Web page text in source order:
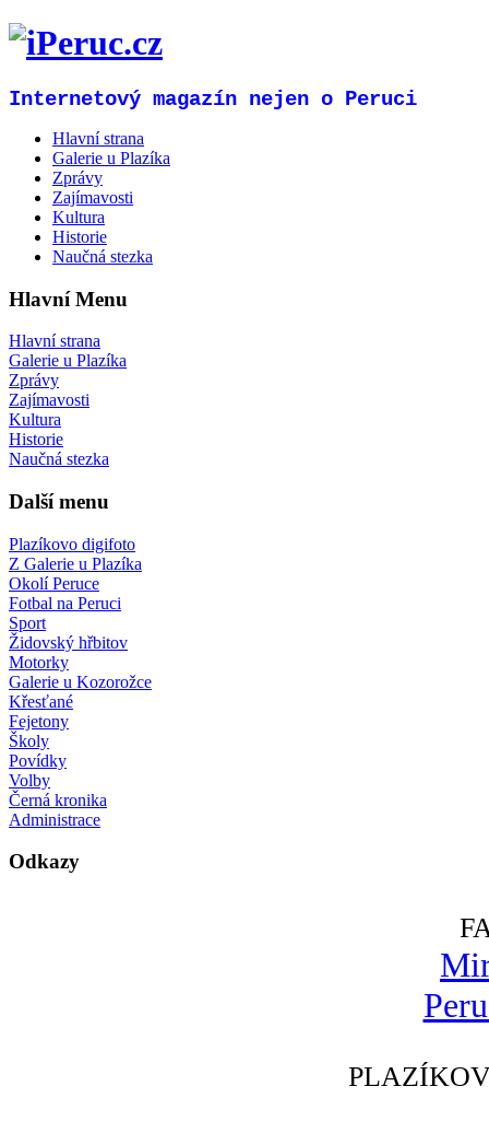
Internetový magazín nejen o Peruci
Hlavní strana
Galerie u Plazíka
Zprávy
Zajímavosti
Kultura
Historie
Naučná stezka
Hlavní Menu
Hlavní strana
Galerie u Plazíka
Zprávy
Zajímavosti
Kultura
Historie
Naučná stezka
Další menu
Plazíkovo digifoto
Z Galerie u Plazíka
Okolí Peruce
Fotbal na Peruci
Sport
Židovský hřbitov
Motorky
Galerie u Kozorožce
Křesťané
Fejetony
Školy
Povídky
Volby
Černá kronika
Administrace
Odkazy